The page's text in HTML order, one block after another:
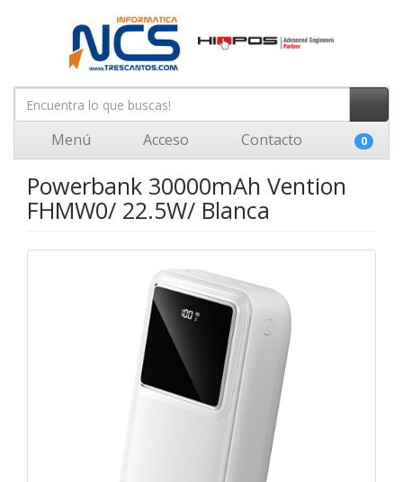
Menú Acceso Contacto 0
Powerbank 30000mAh Vention
FHMW0/ 22.5W/ Blanca